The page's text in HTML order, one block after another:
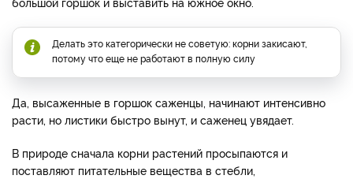
Делать это категорически не советую: корни закисают,
потому что еще не работают в полную силу
Да, высаженные в горшок саженцы, начинают интенсивно
расти, но листики быстро вынут, и саженец увядает.
В природе сначала корни растений просыпаются и
поставляют питательные вещества в стебли,